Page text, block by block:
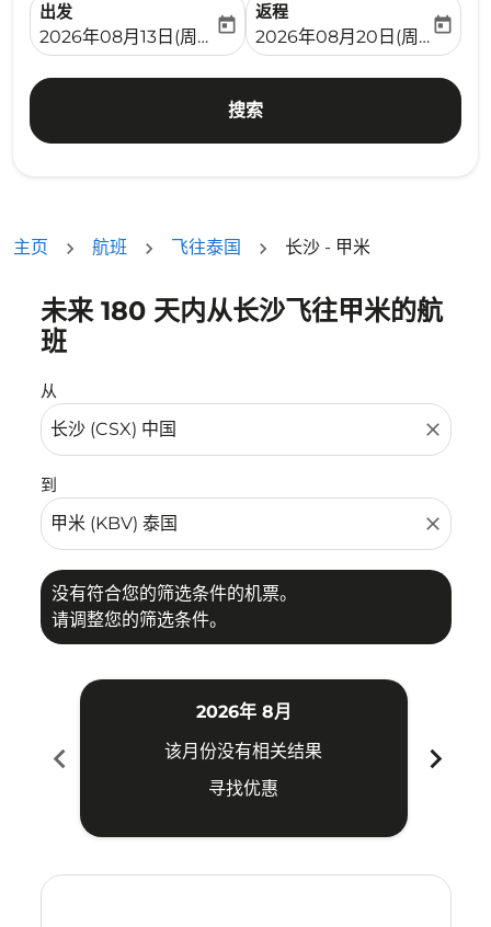
出发
fc-booking-departure-date-aria-label
2026年08月13日(周四)
today
返程
fc-booking-return-date-
2026年08月20日(周四)
today
搜索
主页 航班 飞往泰国 长沙 - 甲米
未来 180 天内从长沙飞往甲米的航
班
从
close
到
close
没有符合您的筛选条件的机票。
请调整您的筛选条件。
没有符合您的筛选条件的机票。请调整您的筛选条件。
chevron_left
2026年 8月
该月份没有相关结果
寻找优惠
chevron_right